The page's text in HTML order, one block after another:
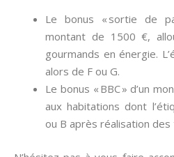
Le bonus « sortie de
montant de 1500 €,
gourmands en énergie.
alors de F ou G.
Le bonus « BBC » d’un
aux habitations dont
ou B après réalisation des